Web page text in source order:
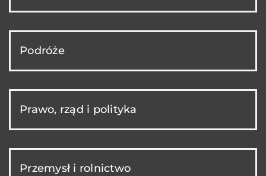
Podróże
Prawo, rząd i polityka
Przemysł i rolnictwo